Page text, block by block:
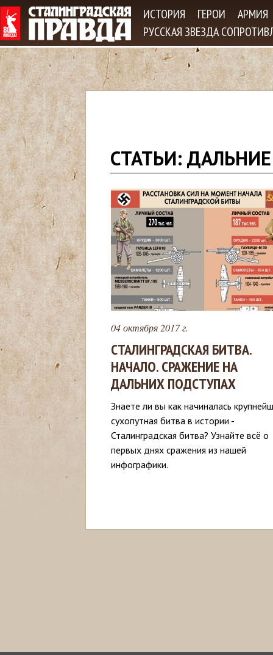
ИСТОРИЯ ГЕРОИ
АРМИЯ
РУССКАЯ ЗВЕЗДА
ы
з
д
е
с
ь
СТАТЬИ:
04 октября 2017 г.
СТАЛИНГРАДСКАЯ БИТВА.
НАЧАЛО. СРАЖЕНИЕ НА
ДАЛЬНИХ ПОДСТУПАХ
Знаете ли вы как начиналась
сухопутная битва в истории -
Сталинградская битва? Узнайте всё о
первых днях сражения из нашей
инфографики.